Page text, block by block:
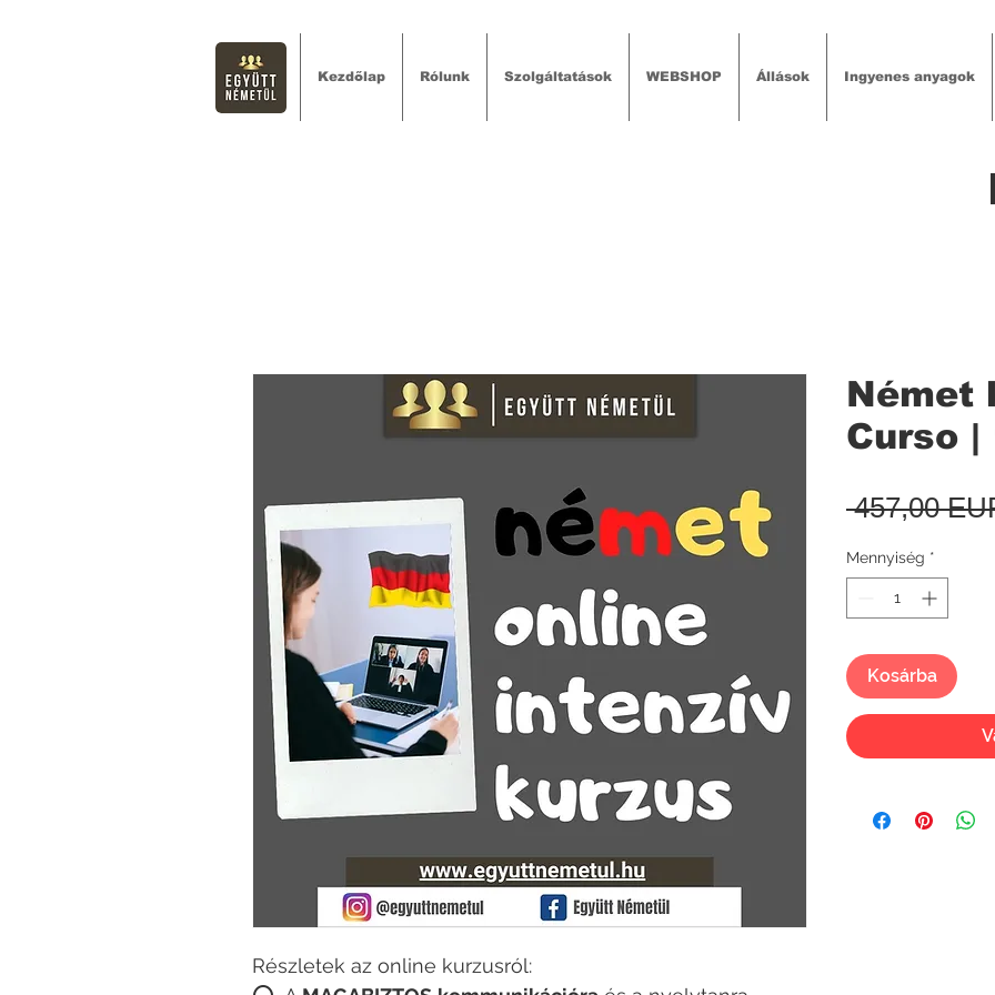
Kezdőlap Rólunk Szolgáltatások WEBSHOP Állások Ingyenes anyagok
Részletek az online kurzusról:
Német
Curso |
457,00
Mennyiség *
Kosárba